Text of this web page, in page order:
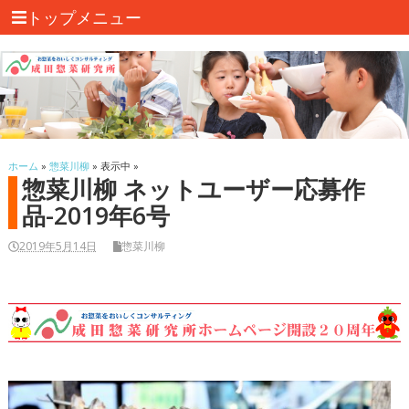
トップメニュー
ホーム » 惣菜川柳» 表示中 »
惣菜川柳 ネットユーザー応募作
品-2019年6号
2019年5月14日 惣菜川柳